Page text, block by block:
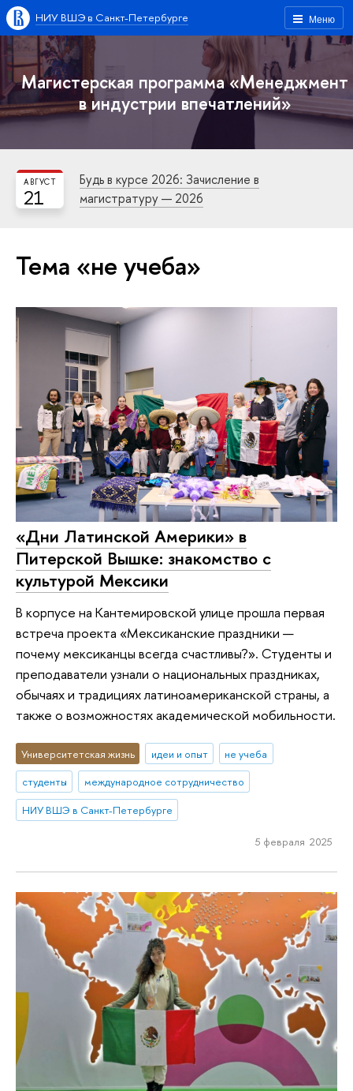
Меню
НИУ ВШЭ в Санкт-Петербурге
Магистерская программа «Менеджмент
в индустрии впечатлений»
21
АВГУСТ
Будь в курсе 2026: Зачисление в
магистратуру — 2026
Тема «не учеба»
«Дни Латинской Америки» в
Питерской Вышке: знакомство с
культурой Мексики
В корпусе на Кантемировской улице прошла первая
встреча проекта «Мексиканские праздники —
почему мексиканцы всегда счастливы?». Студенты и
преподаватели узнали о национальных праздниках,
обычаях и традициях латиноамериканской страны, а
также о возможностях академической мобильности.
Университетская жизнь идеи и опыт
не учеба
студенты
международное сотрудничество
НИУ ВШЭ в Санкт-Петербурге
5 февраля 2025